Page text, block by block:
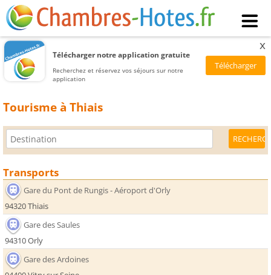
Télécharger notre application gratuite
Recherchez et réservez vos séjours sur notre
application
x
Tourisme à Thiais
Transports
Gare du Pont de Rungis - Aéroport d'Orly
94320 Thiais
Gare des Saules
94310 Orly
Gare des Ardoines